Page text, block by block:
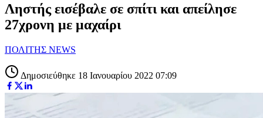
Ληστής εισέβαλε σε σπίτι και απείλησε
27χρονη με μαχαίρι
ΠΟΛΙΤΗΣ NEWS
Δημοσιεύθηκε 18 Ιανουαρίου 2022 07:09